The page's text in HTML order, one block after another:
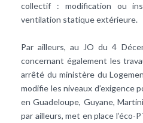
collectif : modification ou
ventilation statique extérieure.
Par ailleurs, au JO du 4
concernant également les
arrêté du ministère du
modifie les niveaux d’exigence
en Guadeloupe, Guyane,
par ailleurs, met en place l’éco-